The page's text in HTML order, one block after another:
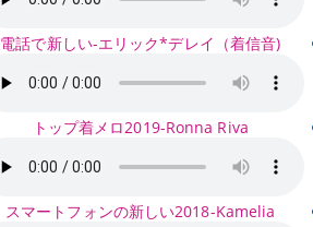
電話で新しい-エリック*デレイ（着信音)
トップ着メロ2019-Ronna Riva
スマートフォンの新しい2018-Kamelia